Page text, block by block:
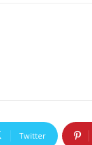
Twitter